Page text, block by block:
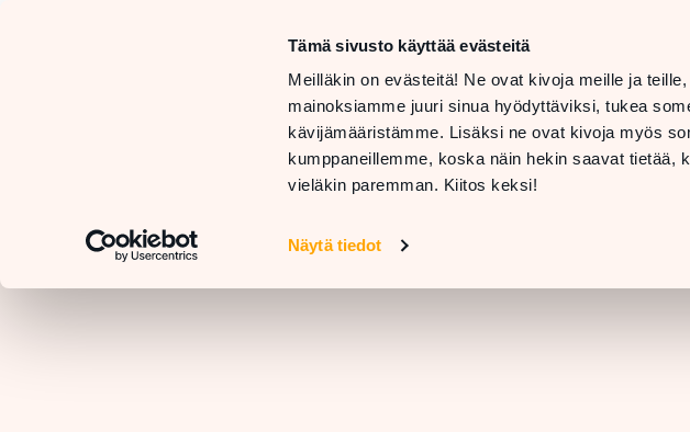
Tämä sivusto käyttää evästeitä
Meilläkin on evästeitä! Ne ovat kivoja meille ja
mainoksiamme juuri sinua hyödyttäviksi, tukea
kävijämääristämme. Lisäksi ne ovat kivoja myös
kumppaneillemme, koska näin hekin saavat tietää,
vieläkin paremman. Kiitos keksi!
Näytä tiedot
mån–lör
RESTAURANGER
INFO OCH
KONTAKTUPPGIFTER